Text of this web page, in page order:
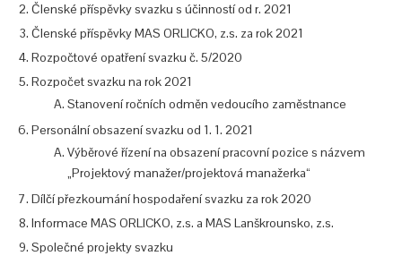
Členské příspěvky svazku s účinností od r. 2021
Členské příspěvky MAS ORLICKO, z.s. za rok 2021
Rozpočtové opatření svazku č. 5/2020
Rozpočet svazku na rok 2021
Stanovení ročních odměn vedoucího zaměstnance
Personální obsazení svazku od 1. 1. 2021
Výběrové řízení na obsazení pracovní pozice s názvem
„Projektový manažer/projektová manažerka“
Dílčí přezkoumání hospodaření svazku za rok 2020
Informace MAS ORLICKO, z.s. a MAS Lanškrounsko, z.s.
Společné projekty svazku